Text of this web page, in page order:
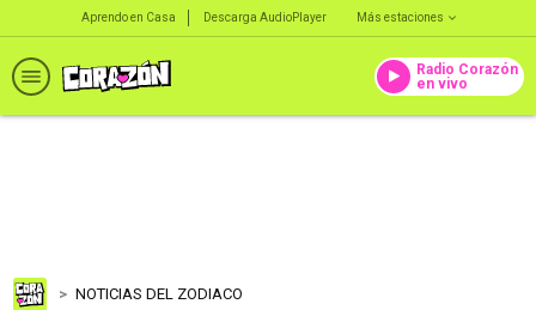
Aprendo en Casa Descarga AudioPlayer Más estaciones
Radio Corazón
en vivo
NOTICIAS DEL ZODIACO